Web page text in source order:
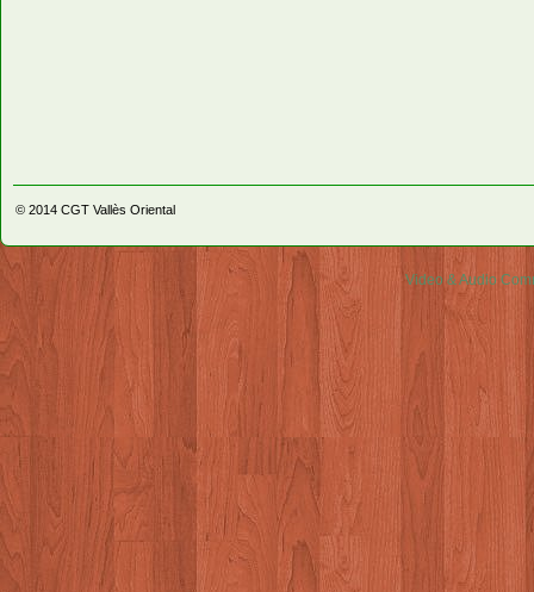
© 2014 CGT Vallès Oriental
Video & Audio